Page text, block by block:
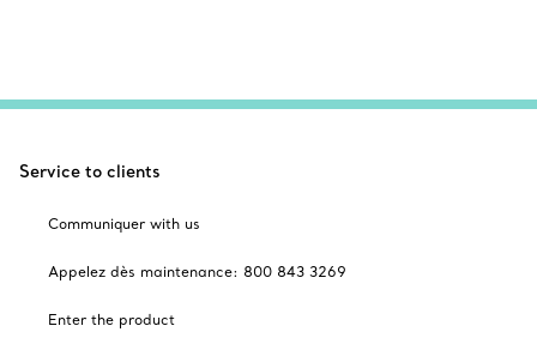
Service to clients
Communiquer with us
Appelez dès maintenance: 800 843 3269
Enter the product